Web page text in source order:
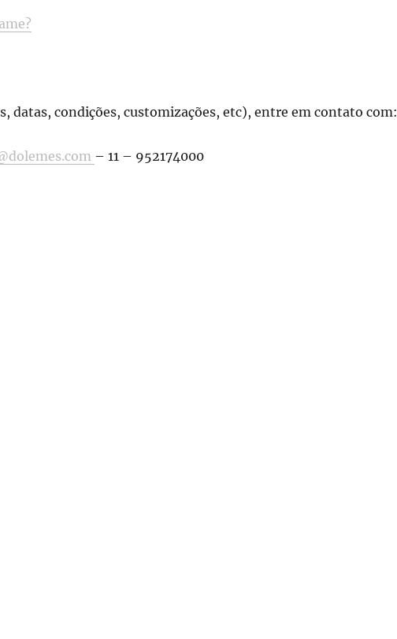
datas, condições, customizações, etc), entre em contato com:
– 11 – 952174000